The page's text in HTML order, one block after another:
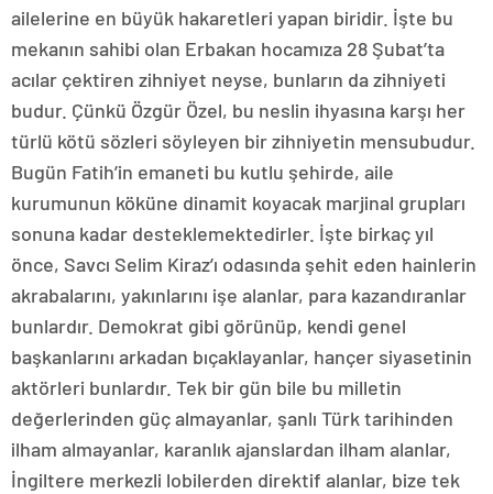
ailelerine en büyük hakaretleri yapan biridir. İşte bu
mekanın sahibi olan Erbakan hocamıza 28 Şubat’ta
acılar çektiren zihniyet neyse, bunların da zihniyeti
budur. Çünkü Özgür Özel, bu neslin ihyasına karşı her
türlü kötü sözleri söyleyen bir zihniyetin mensubudur.
Bugün Fatih’in emaneti bu kutlu şehirde, aile
kurumunun köküne dinamit koyacak marjinal grupları
sonuna kadar desteklemektedirler. İşte birkaç yıl
önce, Savcı Selim Kiraz’ı odasında şehit eden hainlerin
akrabalarını, yakınlarını işe alanlar, para kazandıranlar
bunlardır. Demokrat gibi görünüp, kendi genel
başkanlarını arkadan bıçaklayanlar, hançer siyasetinin
aktörleri bunlardır. Tek bir gün bile bu milletin
değerlerinden güç almayanlar, şanlı Türk tarihinden
ilham almayanlar, karanlık ajanslardan ilham alanlar,
İngiltere merkezli lobilerden direktif alanlar, bize tek